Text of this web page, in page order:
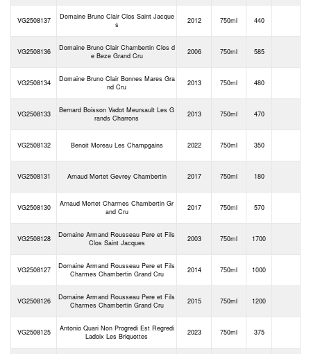
VG2508137
Domaine Bruno Clair Clos Saint Jacque
s
2012 750ml 440
VG2508136
Domaine Bruno Clair Chambertin Clos d
e Beze Grand Cru
2006 750ml 585
VG2508134
Domaine Bruno Clair Bonnes Mares Gra
nd Cru
2013 750ml 480
VG2508133
Bernard Boisson Vadot Meursault Les G
rands Charrons
2013 750ml 470
VG2508132 Benoit Moreau Les Champgains 2022 750ml 350
VG2508131 Arnaud Mortet Gevrey Chambertin 2017 750ml 180
VG2508130
Arnaud Mortet Charmes Chambertin Gr
and Cru
2017 750ml 570
VG2508128
Domaine Armand Rousseau Pere et Fils
Clos Saint Jacques
2003 750ml 1700
VG2508127
Domaine Armand Rousseau Pere et Fils
Charmes Chambertin Grand Cru
2014 750ml 1000
VG2508126
Domaine Armand Rousseau Pere et Fils
Charmes Chambertin Grand Cru
2015 750ml 1200
VG2508125
Antonio Quari Non Progredi Est Regredi
Ladoix Les Briquottes
2023 750ml 375